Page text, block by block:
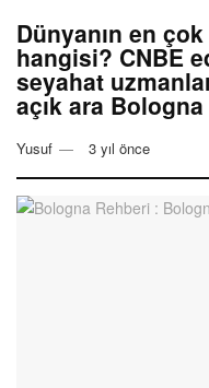
Dünyanın en
hangisi? CNBE
seyahat
açık ara
Yusuf 3 yıl önce